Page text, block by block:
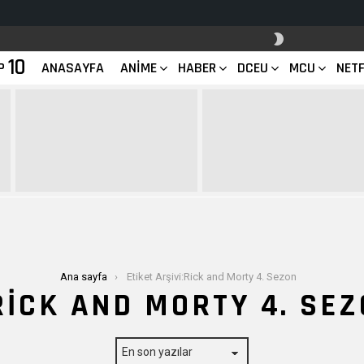
ANAHTARI
10 ANASAYFA ANIME HABER DCEU MCU
Ana sayfa Etiket Arşivi:Rick and Morty 4. Sezon
AND MORTY 4.